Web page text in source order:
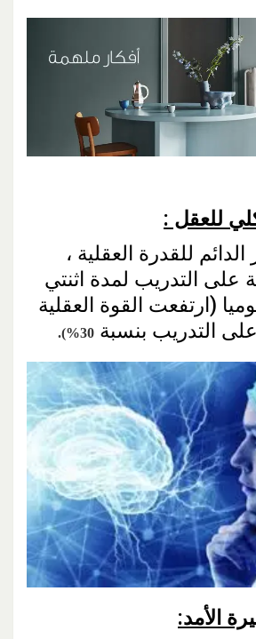
للعقل :
للقدرة العقلية ،
على التدريب لمدة اثنتي
(ارتفعت القوة العقلية
التدريب بنسبة 30%).